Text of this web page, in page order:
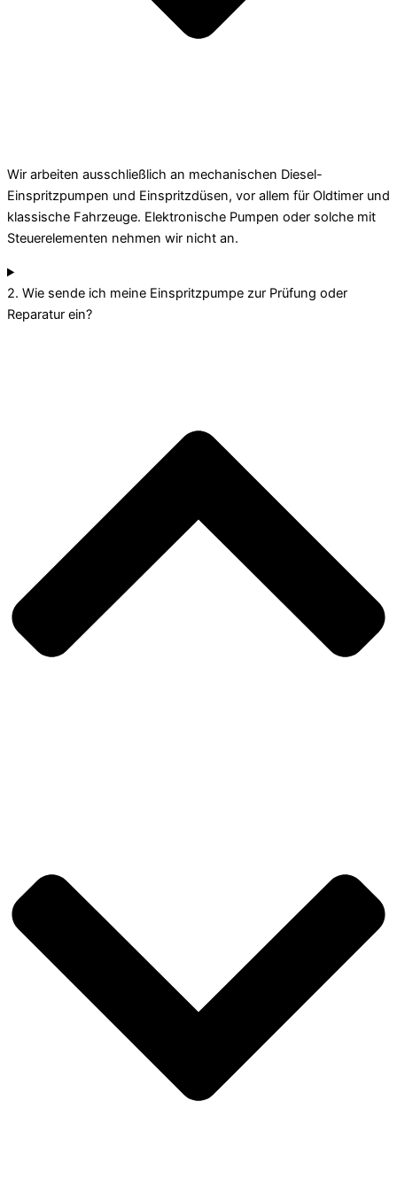
Wir arbeiten ausschließlich an mechanischen Diesel-
Einspritzpumpen und Einspritzdüsen, vor allem für Oldtimer und
klassische Fahrzeuge. Elektronische Pumpen oder solche mit
Steuerelementen nehmen wir nicht an.
2. Wie sende ich meine Einspritzpumpe zur Prüfung oder
Reparatur ein?